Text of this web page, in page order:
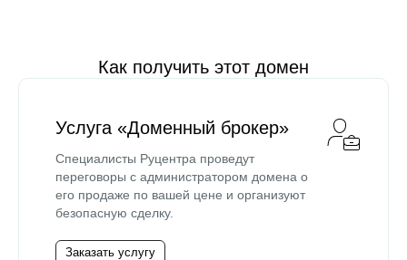
Как получить этот домен
Услуга «Доменный брокер»
Специалисты Руцентра проведут
переговоры с администратором домена о
его продаже по вашей цене и организуют
безопасную сделку.
Заказать услугу